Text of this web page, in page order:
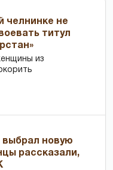
челнинке не
титул
из
новую
рассказали,